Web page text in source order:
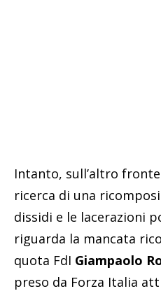
Intanto, sull’altro
ricerca di una
dissidi e le lacerazioni
riguarda la mancata
quota FdI Giampaolo
preso da Forza Italia